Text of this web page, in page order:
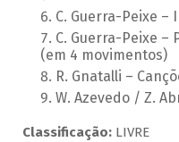
C. Guerra-Peixe –
C. Guerra-Peixe
(em 4 movimentos)
R. Gnatalli –
W. Azevedo / Z.
Classificação:LIVRE